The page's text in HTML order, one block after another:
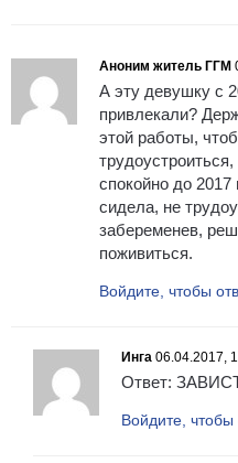
Аноним житель ГГМ
А эту девушку с
привлекали?
этой работы,
спокойно до
сидела, не
забеременев,
поживиться.
Войдите, чтобы
Инга 06.04.2017,
Ответ:
Войдите, чтобы